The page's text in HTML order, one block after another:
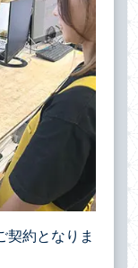
契約となりま